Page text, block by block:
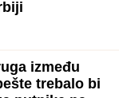
između
trebalo bi